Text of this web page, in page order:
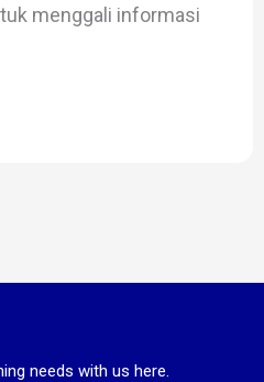
menggali informasi
needs with us here.